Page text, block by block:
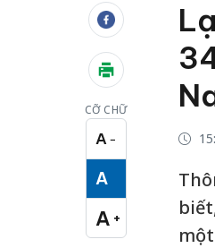
CỠ CHỮ
A −
Cỡ chữ nhỏ
A
Cỡ chữ vừa
A +
Cỡ chữ lớn